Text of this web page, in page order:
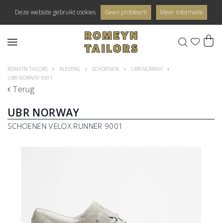
Deze website gebruikt cookies Geen probleem Meer informatie
0
Terug
ROMEYN TAILORS KLEDING SCHOENEN
UBR NORWAY
UBR NORWAY 9001
UBR NORWAY
SCHOENEN VELOX RUNNER 9001